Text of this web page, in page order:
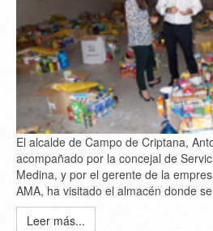
El alcalde de Campo de Criptana,
acompañado por la concejal de
Medina, y por el gerente de la
AMA, ha visitado el almacén donde
Leer más...